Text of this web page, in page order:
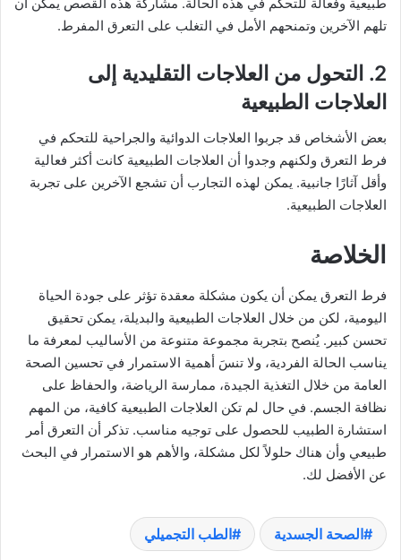
تلهم الآخرين وتمنحهم الأمل في التغلب على التعرق المفرط.
2. التحول من العلاجات التقليدية إلى
العلاجات الطبيعية
بعض الأشخاص قد جربوا العلاجات الدوائية والجراحية للتحكم في
فرط التعرق ولكنهم وجدوا أن العلاجات الطبيعية كانت أكثر فعالية
وأقل آثارًا جانبية. يمكن لهذه التجارب أن تشجع الآخرين على تجربة
العلاجات الطبيعية.
الخلاصة
فرط التعرق يمكن أن يكون مشكلة معقدة تؤثر على جودة الحياة
اليومية، لكن من خلال العلاجات الطبيعية والبديلة، يمكن تحقيق
تحسن كبير. يُنصح بتجربة مجموعة متنوعة من الأساليب لمعرفة ما
يناسب الحالة الفردية، ولا تنسَ أهمية الاستمرار في تحسين الصحة
العامة من خلال التغذية الجيدة، ممارسة الرياضة، والحفاظ على
نظافة الجسم. في حال لم تكن العلاجات الطبيعية كافية، من المهم
استشارة الطبيب للحصول على توجيه مناسب. تذكر أن التعرق أمر
طبيعي وأن هناك حلولاً لكل مشكلة، والأهم هو الاستمرار في البحث
عن الأفضل لك.
الصحة الجسدية الطب التجميلي